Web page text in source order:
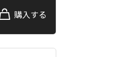
購入する